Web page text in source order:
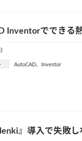
Inventorでできる
AutoCAD、 Inventor
』導入で失敗